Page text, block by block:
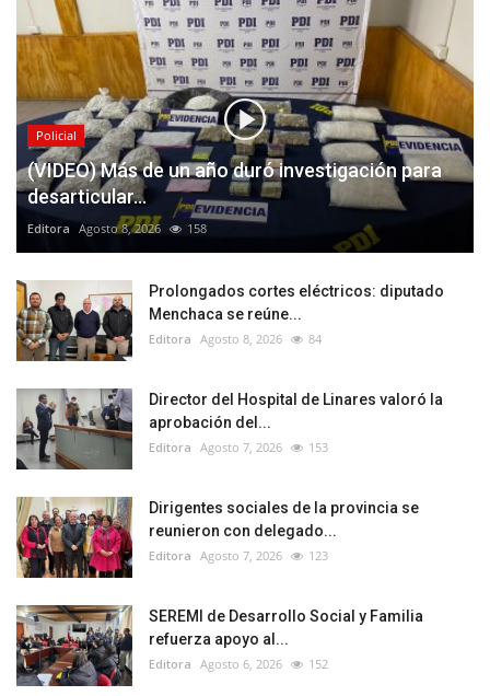
Policial
(VIDEO) Más de un año duró investigación para
desarticular...
Editora Agosto 8, 2026 158
Prolongados cortes eléctricos: diputado
Menchaca se reúne...
Editora Agosto 8, 2026 84
Director del Hospital de Linares valoró la
aprobación del...
Editora Agosto 7, 2026 153
Dirigentes sociales de la provincia se
reunieron con delegado...
Editora Agosto 7, 2026 123
SEREMI de Desarrollo Social y Familia
refuerza apoyo al...
Editora Agosto 6, 2026 152